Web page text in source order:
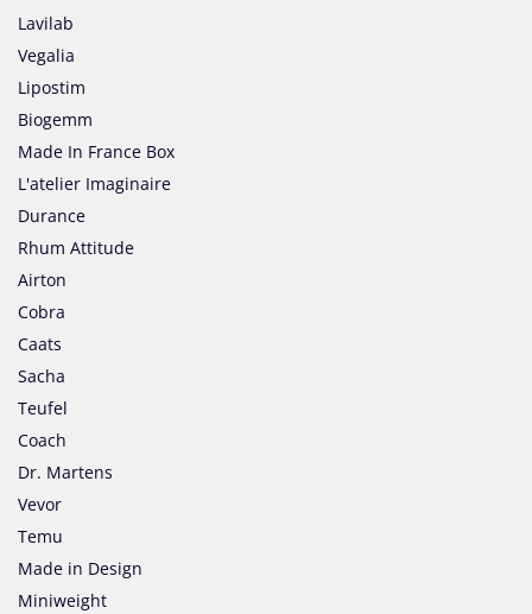
Lavilab
Vegalia
Lipostim
Biogemm
Made In France Box
L'atelier Imaginaire
Durance
Rhum Attitude
Airton
Cobra
Caats
Sacha
Teufel
Coach
Dr. Martens
Vevor
Temu
Made in Design
Miniweight